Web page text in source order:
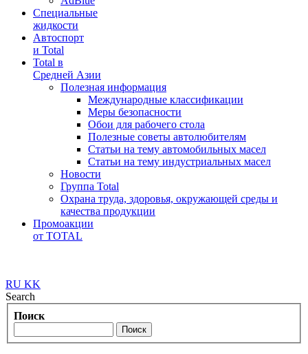
Специальные
жидкости
Автоспорт
и Total
Total в
Средней Азии
Полезная информация
Международные классификации
Меры безопасности
Обои для рабочего стола
Полезные советы автолюбителям
Статьи на тему автомобильных масел
Статьи на тему индустриальных масел
Новости
Группа Total
Охрана труда, здоровья, окружающей среды и
качества продукции
Промоакции
от TOTAL
RU KK
Search
Поиск